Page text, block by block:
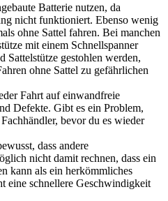
Batterie nutzen, da
nicht funktioniert. Ebenso wenig
ohne Sattel fahren. Bei manchen
mit einem Schnellspanner
Sattelstütze gestohlen werden,
ohne Sattel zu gefährlichen
Fahrt auf einwandfreie
Defekte. Gibt es ein Problem,
bevor du es wieder
dass andere
nicht damit rechnen, dass ein
kann als ein herkömmliches
eine schnellere Geschwindigkeit